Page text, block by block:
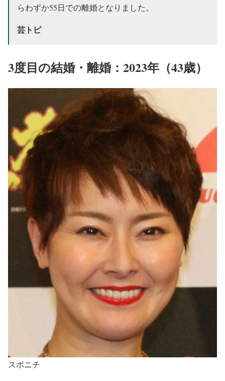
らわずか55日での離婚となりました。
芸トピ
3度目の結婚・離婚：2023年（43歳）
スポニチ